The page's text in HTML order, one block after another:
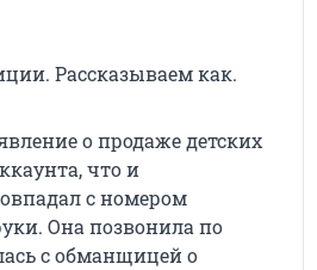
Рассказываем как.
о продаже детских
что и
с номером
Она позвонила по
с обманщицей о